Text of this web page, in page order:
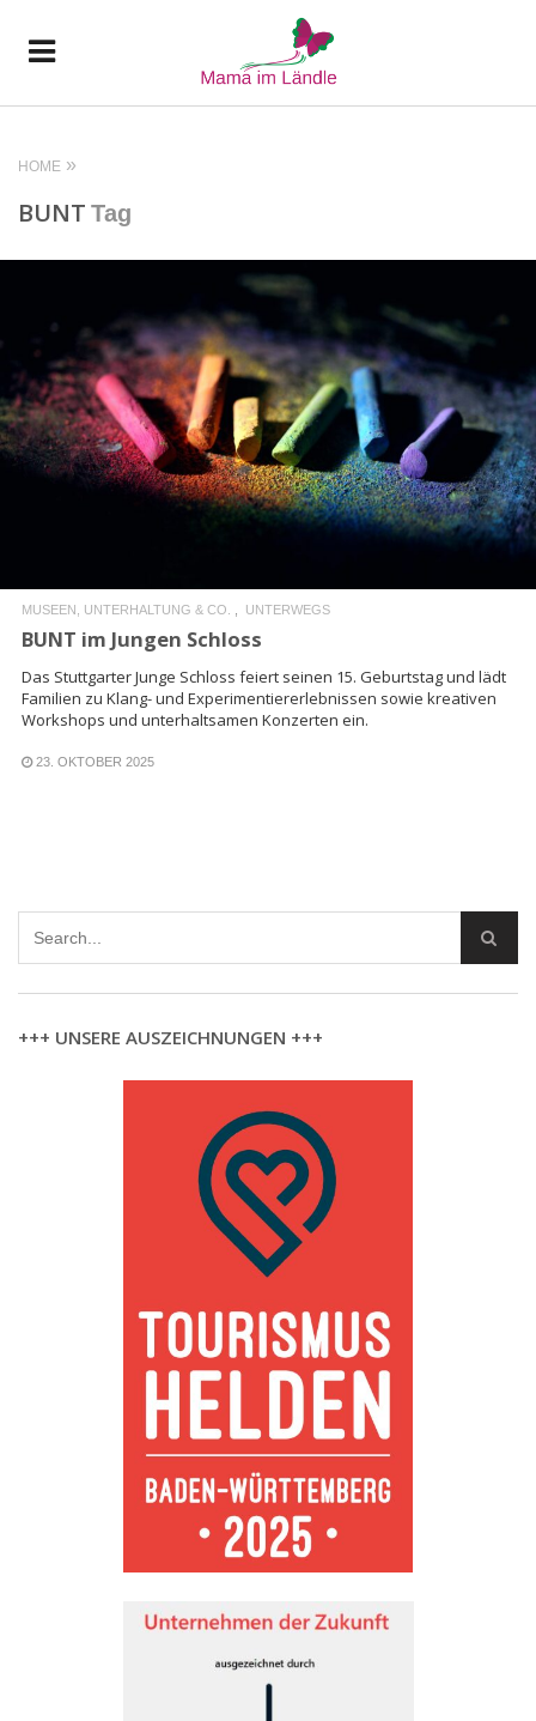
HOME
BUNT Tag
READ MORE
MUSEEN, UNTERHALTUNG & CO. UNTERWEGS
BUNT im Jungen Schloss
Das Stuttgarter Junge Schloss feiert seinen 15. Geburtstag und lädt
Familien zu Klang- und Experimentiererlebnissen sowie kreativen
Workshops und unterhaltsamen Konzerten ein.
23. OKTOBER 2025
+++ UNSERE AUSZEICHNUNGEN +++